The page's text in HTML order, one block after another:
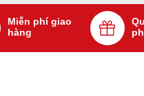
Miễn phí giao
hàng